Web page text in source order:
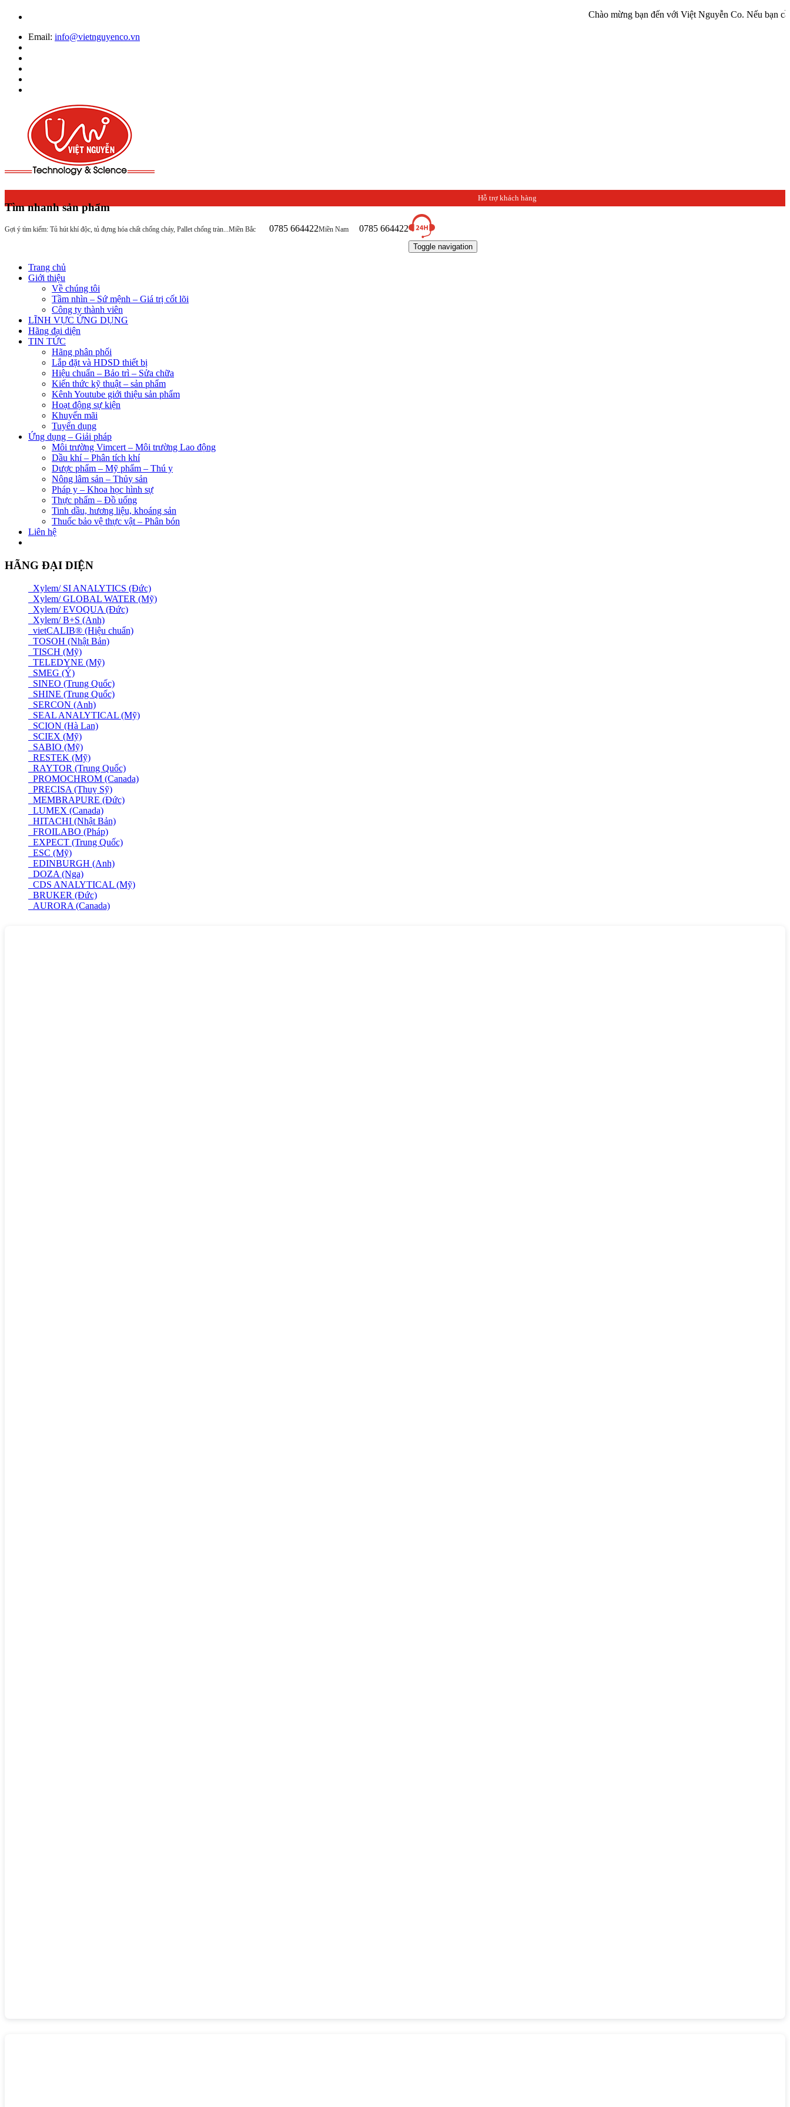
Chào mừng bạn đến với Việt Nguyễn Co. Nếu bạn cần giúp
Email: info@vietnguyenco.vn
Tìm nhanh sản phẩm
Gợi ý tìm kiếm: Tủ hút khí độc, tủ đựng hóa chất chống cháy, Pallet chống tràn...
Hỗ trợ khách hàng
Miền Bắc 0785 664422Miền Nam 0785 664422
Toggle navigation
Trang chủ
Giới thiệu
Về chúng tôi
Tầm nhìn – Sứ mệnh – Giá trị cốt lõi
Công ty thành viên
LĨNH VỰC ỨNG DỤNG
Hãng đại diện
TIN TỨC
Hãng phân phối
Lắp đặt và HDSD thiết bị
Hiệu chuẩn – Bảo trì – Sửa chữa
Kiến thức kỹ thuật – sản phẩm
Kênh Youtube giới thiệu sản phẩm
Hoạt động sự kiện
Khuyến mãi
Tuyển dụng
Ứng dụng – Giải pháp
Môi trường Vimcert – Môi trường Lao động
Dầu khí – Phân tích khí
Dược phẩm – Mỹ phẩm – Thú y
Nông lâm sản – Thủy sản
Pháp y – Khoa học hình sự
Thực phẩm – Đồ uống
Tinh dầu, hương liệu, khoáng sản
Thuốc bảo vệ thực vật – Phân bón
Liên hệ
HÃNG ĐẠI DIỆN
Xylem/ SI ANALYTICS (Đức)
Xylem/ GLOBAL WATER (Mỹ)
Xylem/ EVOQUA (Đức)
Xylem/ B+S (Anh)
vietCALIB® (Hiệu chuẩn)
TOSOH (Nhật Bản)
TISCH (Mỹ)
TELEDYNE (Mỹ)
SMEG (Ý)
SINEO (Trung Quốc)
SHINE (Trung Quốc)
SERCON (Anh)
SEAL ANALYTICAL (Mỹ)
SCION (Hà Lan)
SCIEX (Mỹ)
SABIO (Mỹ)
RESTEK (Mỹ)
RAYTOR (Trung Quốc)
PROMOCHROM (Canada)
PRECISA (Thuỵ Sỹ)
MEMBRAPURE (Đức)
LUMEX (Canada)
HITACHI (Nhật Bản)
FROILABO (Pháp)
EXPECT (Trung Quốc)
ESC (Mỹ)
EDINBURGH (Anh)
DOZA (Nga)
CDS ANALYTICAL (Mỹ)
BRUKER (Đức)
AURORA (Canada)